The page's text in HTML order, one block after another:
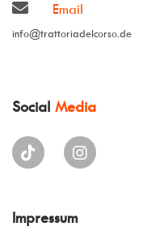
Email
info@trattoriadelcorso.de
Social Media
Impressum